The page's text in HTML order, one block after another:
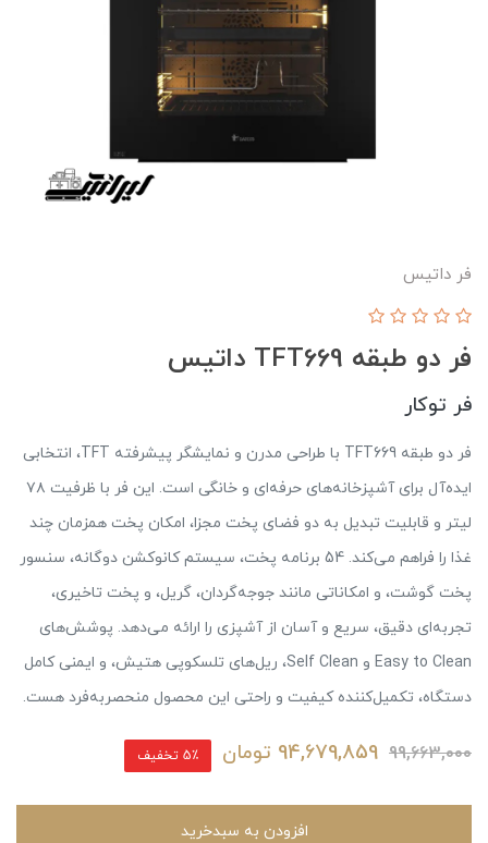
فر داتيس
فر دو طبقه TFT669 داتیس
فر توکار
فر دو طبقه TFT669 با طراحی مدرن و نمایشگر پیشرفته TFT، انتخابی
ایده‌آل برای آشپزخانه‌های حرفه‌ای و خانگی است. این فر با ظرفیت ۷۸
لیتر و قابلیت تبدیل به دو فضای پخت مجزا، امکان پخت همزمان چند
غذا را فراهم می‌کند. 54 برنامه پخت، سیستم کانوکشن دوگانه، سنسور
پخت گوشت، و امکاناتی مانند جوجه‌گردان، گریل، و پخت تاخیری،
تجربه‌ای دقیق، سریع و آسان از آشپزی را ارائه می‌دهد. پوشش‌های
Easy to Clean و Self Clean، ریل‌های تلسکوپی هتیش، و ایمنی کامل
دستگاه، تکمیل‌کننده کیفیت و راحتی این محصول منحصر‌به‌فرد هست.
99,663,000
94,679,859 تومان 5٪ تخفیف
افزودن به سبدخرید